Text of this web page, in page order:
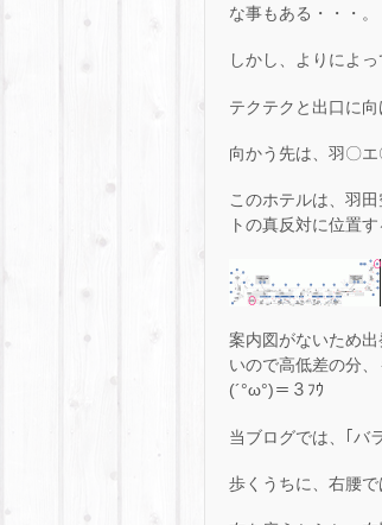
な事もある・・・。
しかし、よりによ
テクテクと出口に
向かう先は、羽〇エ
このホテルは、羽
トの真反対に位置す
案内図がないため
いので高低差の分
(´°ω°)＝３ﾌｳ
当ブログでは、｢バ
歩くうちに、右腰